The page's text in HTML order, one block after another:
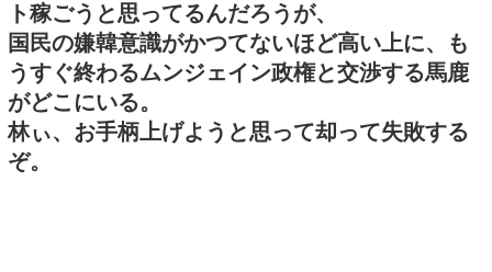
ト稼ごうと思ってるんだろうが、
国民の嫌韓意識がかつてないほど高い上に、も
うすぐ終わるムンジェイン政権と交渉する馬鹿
がどこにいる。
林ぃ、お手柄上げようと思って却って失敗する
ぞ。